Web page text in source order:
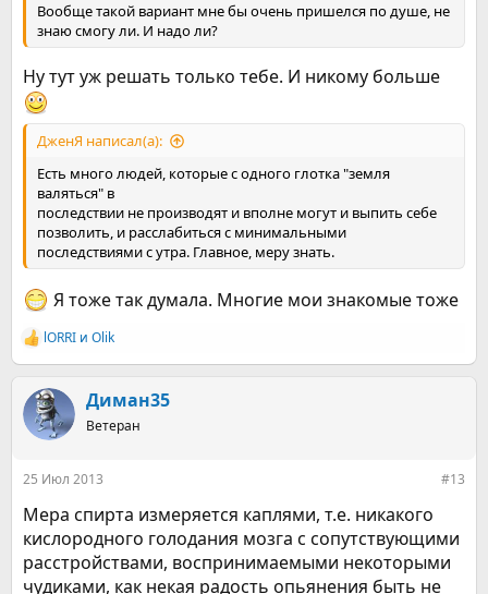
Вообще такой вариант мне бы очень пришелся по душе, не
знаю смогу ли. И надо ли?
Ну тут уж решать только тебе. И никому больше
ДженЯ написал(а):
Есть много людей, которые с одного глотка "земля
валяться" в
последствии не производят и вполне могут и выпить себе
позволить, и расслабиться с минимальными
последствиями с утра. Главное, меру знать.
Я тоже так думала. Многие мои знакомые тоже
Р
е
к
ц
и
lORRI и Olik
Диман35
Ветеран
25 Июл 2013 #13
Мера спирта измеряется каплями, т.е. никакого
кислородного голодания мозга с сопутствующими
расстройствами, воспринимаемыми некоторыми
чудиками, как некая радость опьянения быть не